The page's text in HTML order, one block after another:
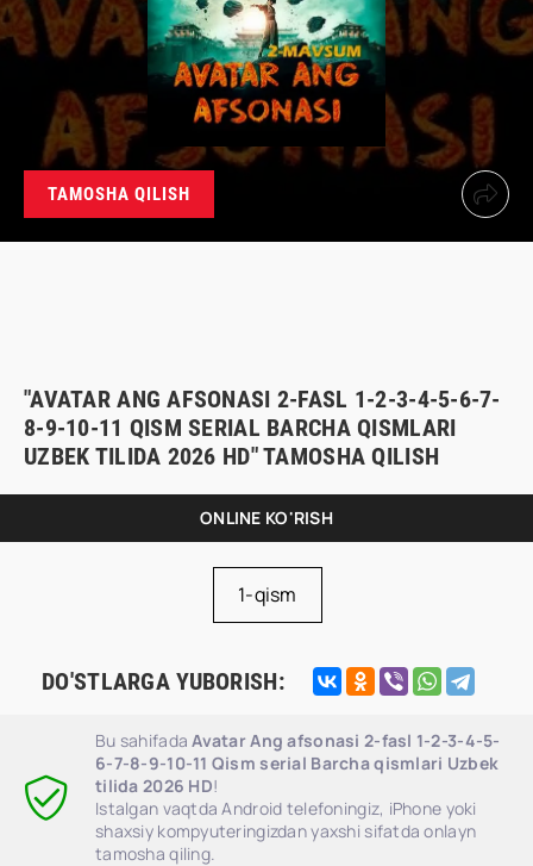
TAMOSHA QILISH
"AVATAR ANG AFSONASI 2-FASL 1-2-3-4-5-6-7-
8-9-10-11 QISM SERIAL BARCHA QISMLARI
UZBEK TILIDA 2026 HD" TAMOSHA QILISH
ONLINE KO'RISH
1-qism
DO'STLARGA YUBORISH:
Bu sahifadaAvatar Ang afsonasi 2-fasl 1-2-3-4-5-
6-7-8-9-10-11 Qism serial Barcha qismlari Uzbek
tilida 2026 HD!
Istalgan vaqtda Android telefoningiz, iPhone yoki
shaxsiy kompyuteringizdan yaxshi sifatda onlayn
tamosha qiling.